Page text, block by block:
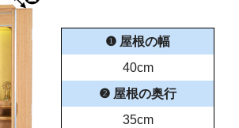
❶ 屋根の幅
40cm
❷ 屋根の奥行
35cm